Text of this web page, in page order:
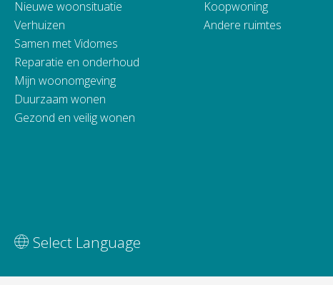
Nieuwe woonsituatie
Verhuizen
Samen met Vidomes
Reparatie en onderhoud
Mijn woonomgeving
Duurzaam wonen
Gezond en veilig wonen
Koopwoning
Andere ruimtes
Vertaal deze pagina
Select Language